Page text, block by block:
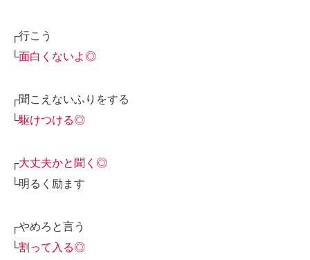
┌行こう
└面白くないよ◎
┌聞こえないふりをする
└駆けつける◎
┌大丈夫かと聞く◎
└明るく励ます
┌やめろと言う
└割って入る◎